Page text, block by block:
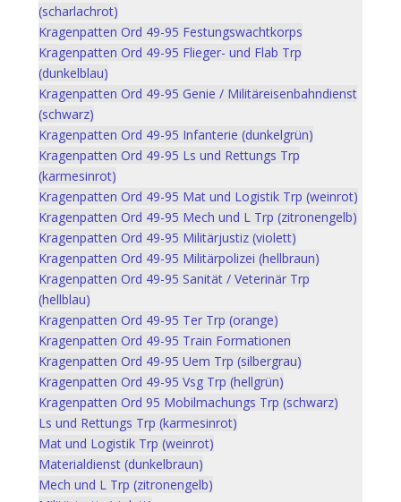
(scharlachrot)
Kragenpatten Ord 49-95 Festungswachtkorps
Kragenpatten Ord 49-95 Flieger- und Flab Trp
(dunkelblau)
Kragenpatten Ord 49-95 Genie / Militäreisenbahndienst
(schwarz)
Kragenpatten Ord 49-95 Infanterie (dunkelgrün)
Kragenpatten Ord 49-95 Ls und Rettungs Trp
(karmesinrot)
Kragenpatten Ord 49-95 Mat und Logistik Trp (weinrot)
Kragenpatten Ord 49-95 Mech und L Trp (zitronengelb)
Kragenpatten Ord 49-95 Militärjustiz (violett)
Kragenpatten Ord 49-95 Militärpolizei (hellbraun)
Kragenpatten Ord 49-95 Sanität / Veterinär Trp
(hellblau)
Kragenpatten Ord 49-95 Ter Trp (orange)
Kragenpatten Ord 49-95 Train Formationen
Kragenpatten Ord 49-95 Uem Trp (silbergrau)
Kragenpatten Ord 49-95 Vsg Trp (hellgrün)
Kragenpatten Ord 95 Mobilmachungs Trp (schwarz)
Ls und Rettungs Trp (karmesinrot)
Mat und Logistik Trp (weinrot)
Materialdienst (dunkelbraun)
Mech und L Trp (zitronengelb)